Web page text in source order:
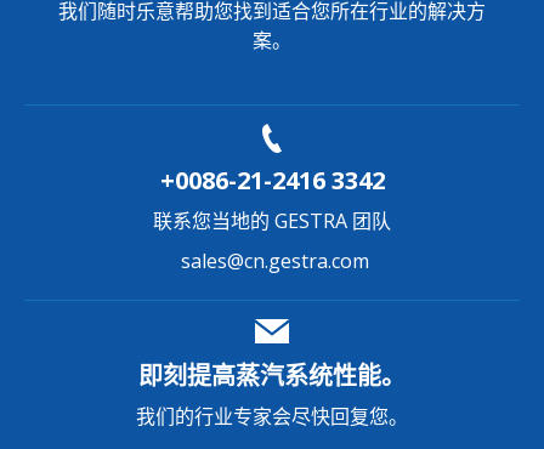
我们随时乐意帮助您找到适合您所在行业的解决方
案。
+0086-21-2416 3342
联系您当地的 GESTRA 团队
sales@cn.gestra.com
即刻提高蒸汽系统性能。
我们的行业专家会尽快回复您。